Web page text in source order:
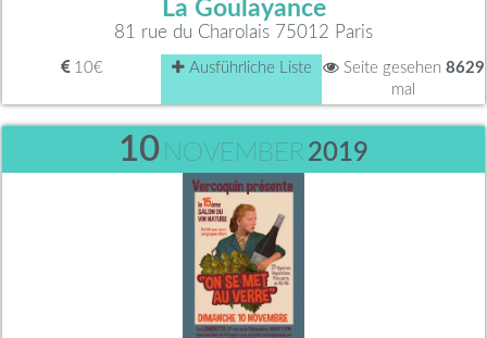
La Goulayance
81 rue du Charolais 75012 Paris
10€ Ausführliche Liste Seite gesehen 8629
mal
10 NOVEMBER2019